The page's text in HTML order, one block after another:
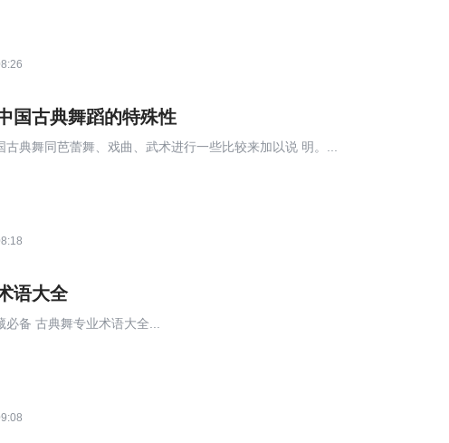
国古典舞蹈的特殊性
古典舞同芭蕾舞、戏曲、武术进行一些比较来加以说 明。...
语大全
备 古典舞专业术语大全...